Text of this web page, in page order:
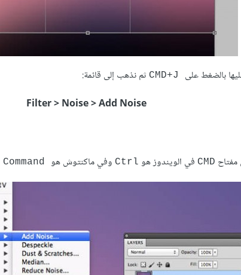
بالضغط على
ثم نذهب إلى قائمة:
Filter > Noise > Add Noise
مفتاح CMD في الويندوز هو Ctrl وفي ماكنتوش هو